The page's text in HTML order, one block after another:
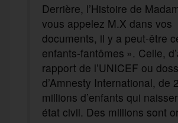
Derrière, l’Histoire de
vous appelez M.X dans vos
documents, il y a peut-être
enfants-fantômes ». Celle,
rapport de l’UNICEF ou
d’Amnesty International, de
millions d’enfants qui
état civil. Des millions sont